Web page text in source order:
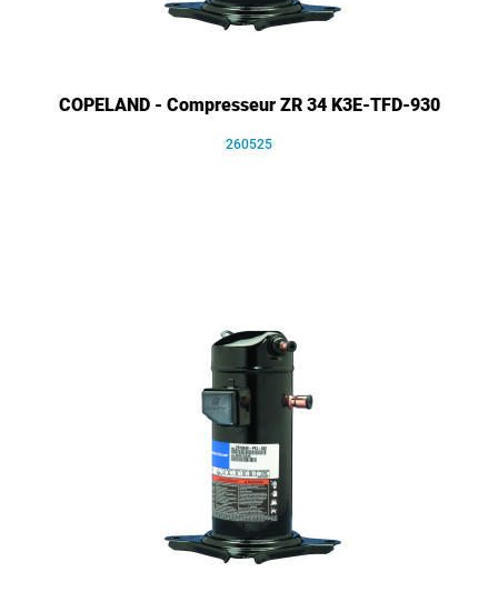
COPELAND - Compresseur ZR 34 K3E-TFD-930
260525